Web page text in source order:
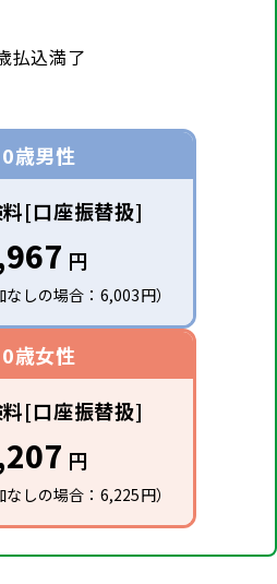
払込満了
歳男性
[口座振替扱]
円
なしの場合：6,003円）
歳女性
[口座振替扱]
円
なしの場合：6,225円）